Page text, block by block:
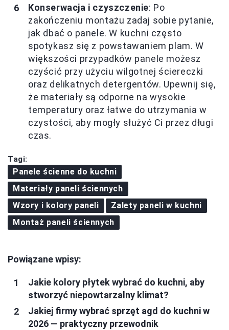
Konserwacja i czyszczenie: Po
zakończeniu montażu zadaj sobie pytanie,
jak dbać o panele. W kuchni często
spotykasz się z powstawaniem plam. W
większości przypadków panele możesz
czyścić przy użyciu wilgotnej ściereczki
oraz delikatnych detergentów. Upewnij się,
że materiały są odporne na wysokie
temperatury oraz łatwe do utrzymania w
czystości, aby mogły służyć Ci przez długi
czas.
Tagi:
Panele ścienne do kuchni
Materiały paneli ściennych
Wzory i kolory paneli
Zalety paneli w kuchni
Montaż paneli ściennych
Powiązane wpisy:
Jakie kolory płytek wybrać do kuchni, aby
stworzyć niepowtarzalny klimat?
Jakiej firmy wybrać sprzęt agd do kuchni w
2026 — praktyczny przewodnik